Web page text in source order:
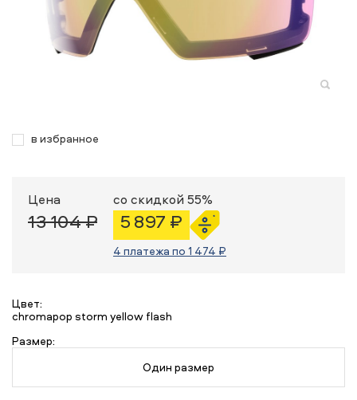
в избранное
Цена
13 104 ₽
со скидкой 55%
5 897 ₽
4 платежа по 1 474 ₽
Цвет:
chromapop storm yellow flash
Размер:
Один размер